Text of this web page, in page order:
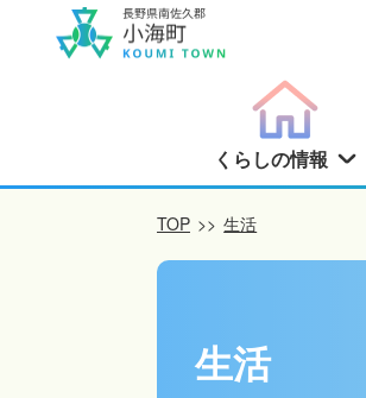
くらしの情報
TOP >> 生活
生活